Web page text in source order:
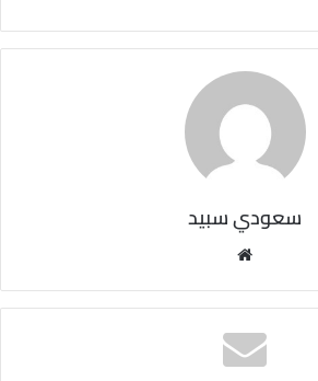
سعودي سبيد
الوي
ب